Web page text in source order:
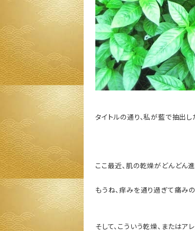
タイトルの通り、私が藍で抽出
ここ最近、肌の乾燥がどんどん
もうね、痒みを通り過ぎて痛み
そして、こういう乾燥、または